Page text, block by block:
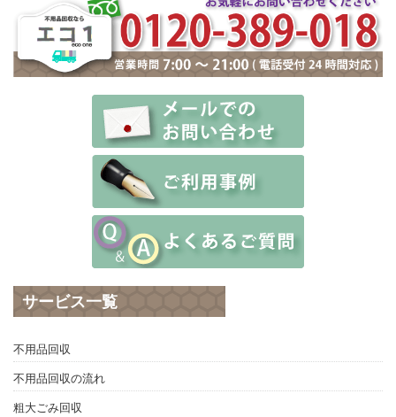
サービス一覧
不用品回収
不用品回収の流れ
粗大ごみ回収